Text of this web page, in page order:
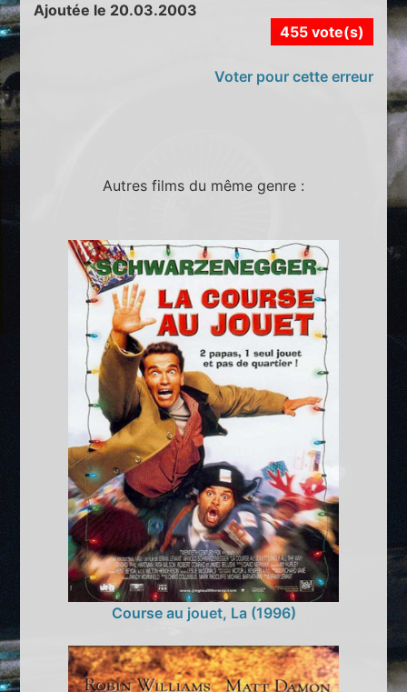
Ajoutée le 20.03.2003
455 vote(s)
Voter pour cette erreur
Autres films du même genre :
Course au jouet, La (1996)